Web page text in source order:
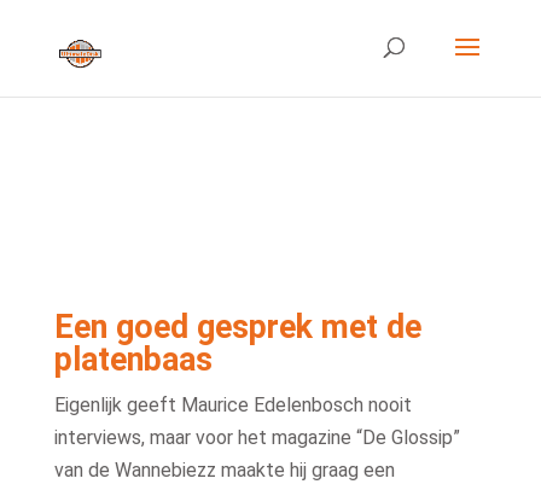
Een goed gesprek met de
platenbaas
Eigenlijk geeft Maurice Edelenbosch nooit
interviews, maar voor het magazine “De Glossip”
van de Wannebiezz maakte hij graag een